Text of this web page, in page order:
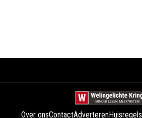
Over onsContactAdverterenHuisregels